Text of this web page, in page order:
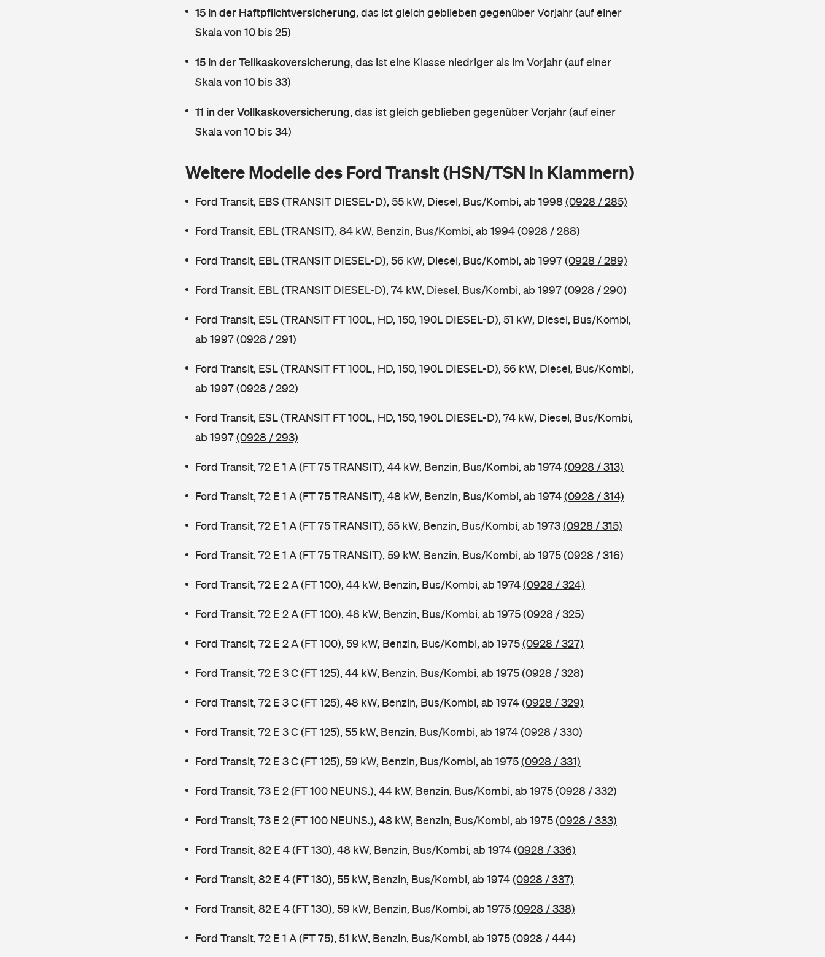
15 in der Haftpflichtversicherung, das ist gleich geblieben gegenüber Vorjahr (auf einer
Skala von 10 bis 25)
15 in der Teilkaskoversicherung, das ist eine Klasse niedriger als im Vorjahr (auf einer
Skala von 10 bis 33)
11 in der Vollkaskoversicherung, das ist gleich geblieben gegenüber Vorjahr (auf einer
Skala von 10 bis 34)
Weitere Modelle des Ford Transit (HSN/TSN in Klammern)
Ford Transit, EBS (TRANSIT DIESEL-D), 55 kW, Diesel, Bus/Kombi, ab 1998(0928 / 285)
Ford Transit, EBL (TRANSIT), 84 kW, Benzin, Bus/Kombi, ab 1994(0928 / 288)
Ford Transit, EBL (TRANSIT DIESEL-D), 56 kW, Diesel, Bus/Kombi, ab 1997(0928 / 289)
Ford Transit, EBL (TRANSIT DIESEL-D), 74 kW, Diesel, Bus/Kombi, ab 1997(0928 / 290)
Ford Transit, ESL (TRANSIT FT 100L, HD, 150, 190L DIESEL-D), 51 kW, Diesel, Bus/Kombi,
ab 1997(0928 / 291)
Ford Transit, ESL (TRANSIT FT 100L, HD, 150, 190L DIESEL-D), 56 kW, Diesel, Bus/Kombi,
ab 1997(0928 / 292)
Ford Transit, ESL (TRANSIT FT 100L, HD, 150, 190L DIESEL-D), 74 kW, Diesel, Bus/Kombi,
ab 1997(0928 / 293)
Ford Transit, 72 E 1 A (FT 75 TRANSIT), 44 kW, Benzin, Bus/Kombi, ab 1974(0928 / 313)
Ford Transit, 72 E 1 A (FT 75 TRANSIT), 48 kW, Benzin, Bus/Kombi, ab 1974(0928 / 314)
Ford Transit, 72 E 1 A (FT 75 TRANSIT), 55 kW, Benzin, Bus/Kombi, ab 1973(0928 / 315)
Ford Transit, 72 E 1 A (FT 75 TRANSIT), 59 kW, Benzin, Bus/Kombi, ab 1975(0928 / 316)
Ford Transit, 72 E 2 A (FT 100), 44 kW, Benzin, Bus/Kombi, ab 1974(0928 / 324)
Ford Transit, 72 E 2 A (FT 100), 48 kW, Benzin, Bus/Kombi, ab 1975(0928 / 325)
Ford Transit, 72 E 2 A (FT 100), 59 kW, Benzin, Bus/Kombi, ab 1975(0928 / 327)
Ford Transit, 72 E 3 C (FT 125), 44 kW, Benzin, Bus/Kombi, ab 1975(0928 / 328)
Ford Transit, 72 E 3 C (FT 125), 48 kW, Benzin, Bus/Kombi, ab 1974(0928 / 329)
Ford Transit, 72 E 3 C (FT 125), 55 kW, Benzin, Bus/Kombi, ab 1974(0928 / 330)
Ford Transit, 72 E 3 C (FT 125), 59 kW, Benzin, Bus/Kombi, ab 1975(0928 / 331)
Ford Transit, 73 E 2 (FT 100 NEUNS.), 44 kW, Benzin, Bus/Kombi, ab 1975(0928 / 332)
Ford Transit, 73 E 2 (FT 100 NEUNS.), 48 kW, Benzin, Bus/Kombi, ab 1975(0928 / 333)
Ford Transit, 82 E 4 (FT 130), 48 kW, Benzin, Bus/Kombi, ab 1974(0928 / 336)
Ford Transit, 82 E 4 (FT 130), 55 kW, Benzin, Bus/Kombi, ab 1974(0928 / 337)
Ford Transit, 82 E 4 (FT 130), 59 kW, Benzin, Bus/Kombi, ab 1975(0928 / 338)
Ford Transit, 72 E 1 A (FT 75), 51 kW, Benzin, Bus/Kombi, ab 1975(0928 / 444)